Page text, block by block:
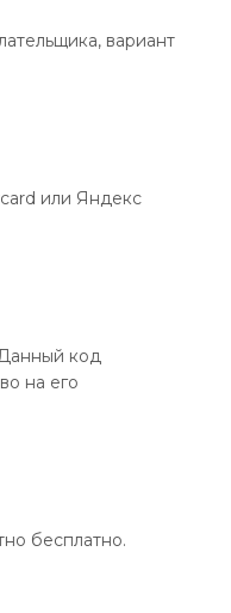
вариант
или Яндекс
код
на его
бесплатно.